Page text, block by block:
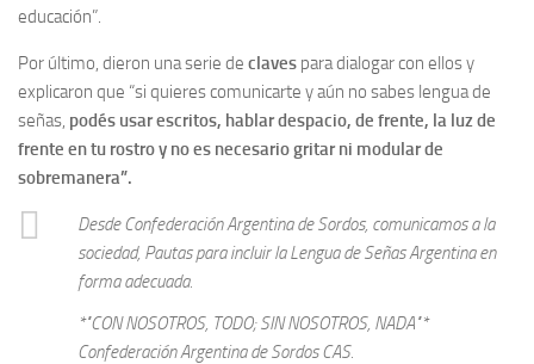
educación”.
Por último, dieron una serie de claves para dialogar con ellos y
explicaron que “si quieres comunicarte y aún no sabes lengua de
señas, podés usar escritos, hablar despacio, de frente, la luz de
frente en tu rostro y no es necesario gritar ni modular de
sobremanera”.
Desde Confederación Argentina de Sordos, comunicamos a la
sociedad, Pautas para incluir la Lengua de Señas Argentina en
forma adecuada.
*"CON NOSOTROS, TODO; SIN NOSOTROS, NADA"*
Confederación Argentina de Sordos CAS.